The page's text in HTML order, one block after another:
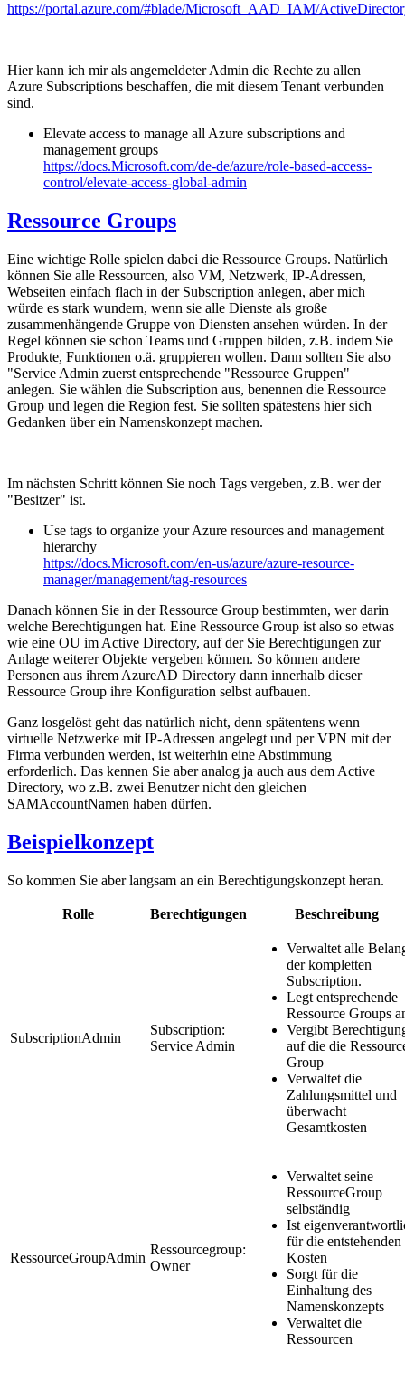
https://portal.azure.com/#blade/Microsoft_AAD_IAM/
Hier kann ich mir als angemeldeter Admin die Rechte zu allen
Azure Subscriptions beschaffen, die mit diesem Tenant verbunden
sind.
Elevate access to manage all Azure subscriptions and
management groups
https://docs.Microsoft.com/de-de/azure/role-based-access-
control/elevate-access-global-admin
Ressource Groups
Eine wichtige Rolle spielen dabei die Ressource Groups. Natürlich
können Sie alle Ressourcen, also VM, Netzwerk, IP-Adressen,
Webseiten einfach flach in der Subscription anlegen, aber mich
würde es stark wundern, wenn sie alle Dienste als große
zusammenhängende Gruppe von Diensten ansehen würden. In der
Regel können sie schon Teams und Gruppen bilden, z.B. indem Sie
Produkte, Funktionen o.ä. gruppieren wollen. Dann sollten Sie also
"Service Admin zuerst entsprechende "Ressource Gruppen"
anlegen. Sie wählen die Subscription aus, benennen die Ressource
Group und legen die Region fest. Sie sollten spätestens hier sich
Gedanken über ein Namenskonzept machen.
Im nächsten Schritt können Sie noch Tags vergeben, z.B. wer der
"Besitzer" ist.
Use tags to organize your Azure resources and management
hierarchy
https://docs.Microsoft.com/en-us/azure/azure-resource-
manager/management/tag-resources
Danach können Sie in der Ressource Group bestimmten, wer darin
welche Berechtigungen hat. Eine Ressource Group ist also so etwas
wie eine OU im Active Directory, auf der Sie Berechtigungen zur
Anlage weiterer Objekte vergeben können. So können andere
Personen aus ihrem AzureAD Directory dann innerhalb dieser
Ressource Group ihre Konfiguration selbst aufbauen.
Ganz losgelöst geht das natürlich nicht, denn spätentens wenn
virtuelle Netzwerke mit IP-Adressen angelegt und per VPN mit der
Firma verbunden werden, ist weiterhin eine Abstimmung
erforderlich. Das kennen Sie aber analog ja auch aus dem Active
Directory, wo z.B. zwei Benutzer nicht den gleichen
SAMAccountNamen haben dürfen.
Beispielkonzept
So kommen Sie aber langsam an ein Berechtigungskonzept heran.
Rolle Berechtigungen Beschreibung
SubscriptionAdmin
Subscription:
Service Admin
Verwaltet alle
der kompletten
Subscription.
Legt entsprechende
Ressource Groups
Vergibt
auf die die
Group
Verwaltet die
Zahlungsmittel und
überwacht
Gesamtkosten
RessourceGroupAdmin
Ressourcegroup:
Owner
Verwaltet seine
RessourceGroup
selbständig
Ist
für die entstehenden
Kosten
Sorgt für die
Einhaltung des
Namenskonzepts
Verwaltet die
Ressourcen